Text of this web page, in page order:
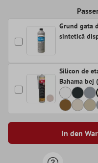
Grund gata
sintetică
Silicon de
Bahama bej
In den